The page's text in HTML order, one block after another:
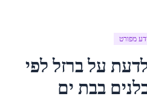
מפורט
עלברזל לפי
בבת ים